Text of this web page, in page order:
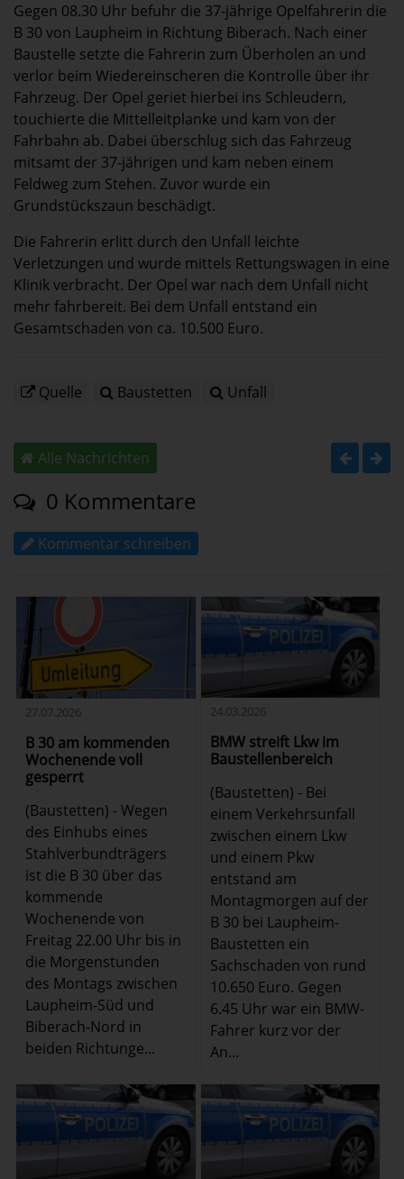
Gegen 08.30 Uhr befuhr die 37-jährige Opelfahrerin die
B 30 von Laupheim in Richtung Biberach. Nach einer
Baustelle setzte die Fahrerin zum Überholen an und
verlor beim Wiedereinscheren die Kontrolle über ihr
Fahrzeug. Der Opel geriet hierbei ins Schleudern,
touchierte die Mittelleitplanke und kam von der
Fahrbahn ab. Dabei überschlug sich das Fahrzeug
mitsamt der 37-jährigen und kam neben einem
Feldweg zum Stehen. Zuvor wurde ein
Grundstückszaun beschädigt.
Die Fahrerin erlitt durch den Unfall leichte
Verletzungen und wurde mittels Rettungswagen in eine
Klinik verbracht. Der Opel war nach dem Unfall nicht
mehr fahrbereit. Bei dem Unfall entstand ein
Gesamtschaden von ca. 10.500 Euro.
Quelle Baustetten Unfall
Alle Nachrichten
0 Kommentare
Kommentar schreiben
27.07.2026
B 30 am kommenden
Wochenende voll
gesperrt
(Baustetten) - Wegen
des Einhubs eines
Stahlverbundträgers
ist die B 30 über das
kommende
Wochenende von
Freitag 22.00 Uhr bis in
die Morgenstunden
des Montags zwischen
Laupheim-Süd und
Biberach-Nord in
beiden Richtunge...
24.03.2026
BMW streift Lkw im
Baustellenbereich
(Baustetten) - Bei
einem Verkehrsunfall
zwischen einem Lkw
und einem Pkw
entstand am
Montagmorgen auf der
B 30 bei Laupheim-
Baustetten ein
Sachschaden von rund
10.650 Euro. Gegen
6.45 Uhr war ein BMW-
Fahrer kurz vor der
An...